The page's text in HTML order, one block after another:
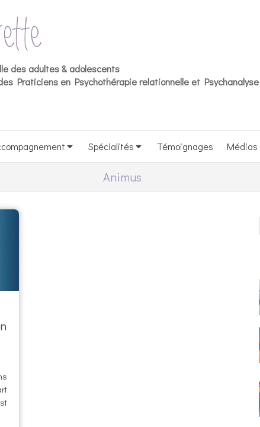
des adultes & adolescents
Praticiens en Psychothérapie relationnelle et Psychanalyse
Spécialités Témoignages Médias
Animus